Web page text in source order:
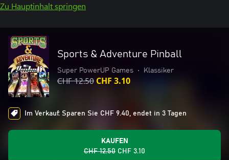
Zu Hauptinhalt springen
Sports & Adventure Pinball
Super PowerUP Games • Klassiker
CHF 12.50 CHF 3.10
Im Verkauf: Sparen Sie CHF 9.40, endet in 3 Tagen
KAUFEN
CHF 12.50 CHF 3.10